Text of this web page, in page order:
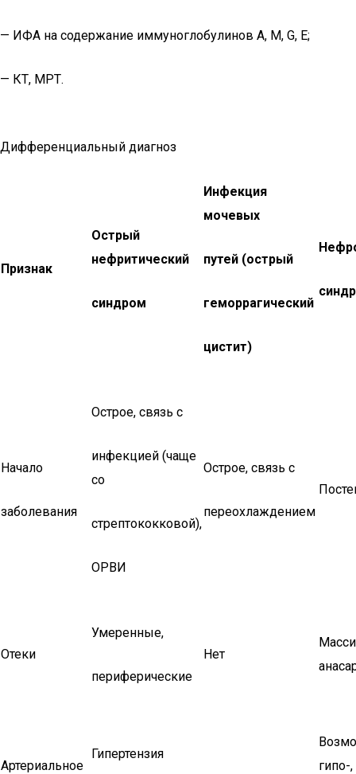
— ИФА на содержание иммуноглобулинов А, М, G, E;
— КТ, МРТ.
Дифференциальный диагноз
Признак
Острый
нефритический
синдром
Инфекция
мочевых
путей (острый
геморрагический
цистит)
Начало
заболевания
Острое, связь с
инфекцией (чаще
со
стрептококковой),
ОРВИ
Острое, связь с
переохлаждением
Отеки
Умеренные,
периферические
Нет
Артериальное
Гипертензия
гипо-,